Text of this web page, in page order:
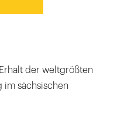
der weltgrößten
im sächsischen